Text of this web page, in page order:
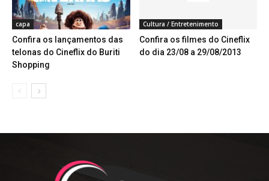
capa
Confira os lançamentos das
telonas do Cineflix do Buriti
Shopping
Cultura / Entretenimento
Confira os filmes do Cineflix
do dia 23/08 a 29/08/2013